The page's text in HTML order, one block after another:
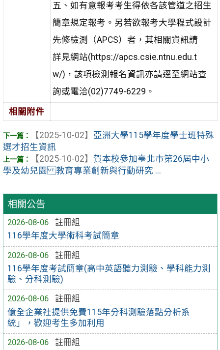
相關公告
2026-08-06
註冊組
116學年度大學術科考試簡章
2026-08-06
註冊組
116學年度考試簡章(高中英語聽力測驗、學科能力測
驗、分科測驗)
2026-08-06
註冊組
億全企業社提供免費115年分科測驗落點分析系
統」，歡迎考生多加利用
2026-08-06
註冊組
五、如有意報考考生得依各該管道之招生
簡章規定報考。另若欲報考大學程式設計
先修檢測（APCS）者，其相關資訊請
詳見網站(https://apcs.csie.ntnu.edu.t
w/)，該項檢測報名資訊亦請逕至網站查
詢或電洽(02)7749-6229。
相關附件
【2025-10-02】 亞洲大學115學年度學士班特殊
選才招生資訊
【2025-10-02】 賀本校參加臺北市第26屆中小
學及幼兒園 教育專業創新與行動研究 ...